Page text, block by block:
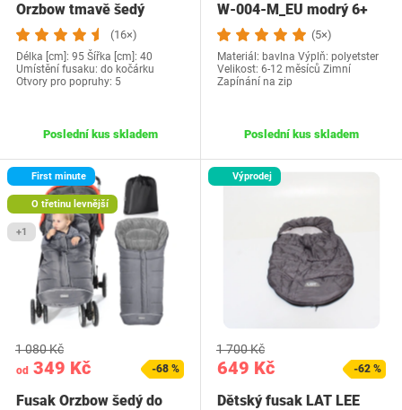
Orzbow tmavě šedý
(16×)
Délka [cm]: 95 Šířka [cm]: 40
Umístění fusaku: do kočárku
Otvory pro popruhy: 5
Poslední kus skladem
W-004-M_EU modrý 6+
(5×)
Materiál: bavlna Výplň: polyetster
Velikost: 6-12 měsíců Zimní
Zapínání na zip
Poslední kus skladem
First minute
O třetinu levnější
+1
od 349 Kč
1 080 Kč
-68 %
Fusak Orzbow šedý do
Výprodej
649 Kč
1 700 Kč
-62 %
Dětský fusak LAT LEE